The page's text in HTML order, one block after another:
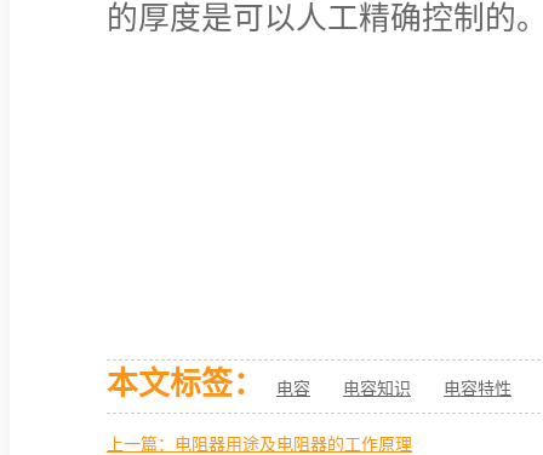
的厚度是可以人工精确控制的
本文标签： 电容 电容知识 电容特性
上一篇：电阻器用途及电阻器的工作原理